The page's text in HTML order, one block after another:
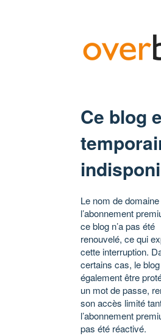
Ce blog
Le nom de
l’abonnement
ce blog n’a pas été
renouvelé, ce qui
cette interruption.
certains cas, le
également être
un mot de passe,
son accès limité
l’abonnement
pas été réactivé.